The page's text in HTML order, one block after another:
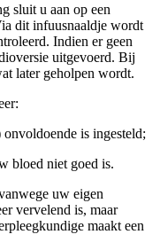
sluit u aan op een
dit infuusnaaldje wordt
Indien er geen
uitgevoerd. Bij
later geholpen wordt.
is ingesteld;
bloed niet goed is.
uw eigen
vervelend is, maar
maakt een